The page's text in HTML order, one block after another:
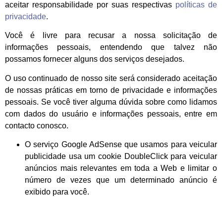
aceitar responsabilidade por suas respectivas políticas de
privacidade.
Você é livre para recusar a nossa solicitação de
informações pessoais, entendendo que talvez não
possamos fornecer alguns dos serviços desejados.
O uso continuado de nosso site será considerado aceitação
de nossas práticas em torno de privacidade e informações
pessoais. Se você tiver alguma dúvida sobre como lidamos
com dados do usuário e informações pessoais, entre em
contacto conosco.
O serviço Google AdSense que usamos para veicular
publicidade usa um cookie DoubleClick para veicular
anúncios mais relevantes em toda a Web e limitar o
número de vezes que um determinado anúncio é
exibido para você.